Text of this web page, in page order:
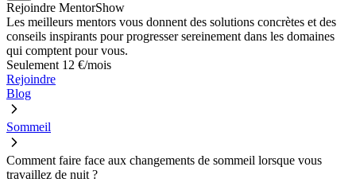
Rejoindre MentorShow
Les meilleurs mentors vous donnent des solutions concrètes et des
conseils inspirants pour progresser sereinement dans les domaines
qui comptent pour vous.
Seulement 12 €/mois
Rejoindre
Blog
Sommeil
Comment faire face aux changements de sommeil lorsque vous
travaillez de nuit ?